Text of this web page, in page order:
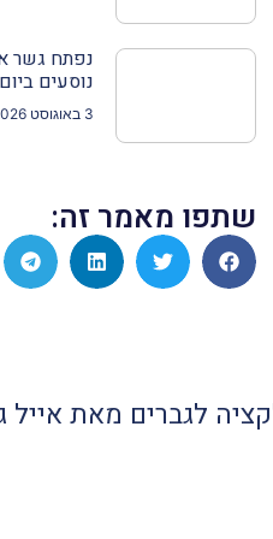
נפתח גשר
נוסעים ביום
3 באוגוסט 2026
שתפו מאמר זה:
לגברים מאת אייל